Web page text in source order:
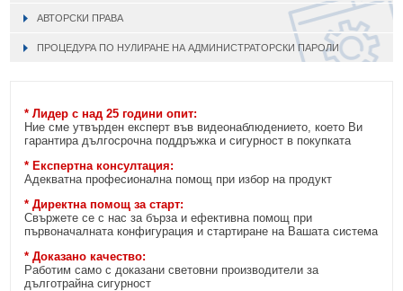
АВТОРСКИ ПРАВА
ПРОЦЕДУРА ПО НУЛИРАНЕ НА АДМИНИСТРАТОРСКИ ПАРОЛИ
* Лидер с над 25 години опит:
Ние сме утвърден експерт във видеонаблюдението, което Ви
гарантира дългосрочна поддръжка и сигурност в покупката
* Експертна консултация:
Адекватна професионална помощ при избор на продукт
* Директна помощ за старт:
Свържете се с нас за бърза и ефективна помощ при
първоначалната конфигурация и стартиране на Вашата система
* Доказано качество:
Работим само с доказани световни производители за
дълготрайна сигурност